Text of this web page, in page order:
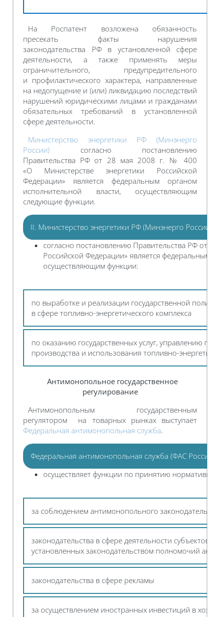
На Роспатент возложена обязанность
пресекать факты нарушения
законодательства РФ в установленной сфере
деятельности, а также применять меры
ограничительного, предупредительного
и профилактического характера, направленные
на недопущение и (или) ликвидацию последствий
нарушений юридическими лицами и гражданами
обязательных требований в установленной
сфере деятельности.
Министерство энергетики РФ (Минэнерго
России) согласно постановлению
Правительства РФ от 28 мая 2008 г. № 400
«О Министерстве энергетики Российской
Федерации» является федеральным органом
исполнительной власти, осуществляющим
следующие функции.
II. Министерство энергетики РФ (Минэнерго России)
согласно постановлению Правительства РФ от
Российской Федерации» является федеральным
осуществляющим функции:
по выработке и реализации государственной
в сфере топливно-энергетического комплекса
по оказанию государственных услуг, управлению
производства и использования топливно-
Антимонопольное государственное
регулирование
Антимонопольным государственным
регулятором на товарных рынках выступает
Федеральная антимонопольная служба.
Федеральная антимонопольная служба (ФАС России)
осуществляет функции по принятию
за соблюдением антимонопольного
законодательства в сфере деятельности субъектов
установленных законодательством полномочий
законодательства в сфере рекламы
за осуществлением иностранных инвестиций в